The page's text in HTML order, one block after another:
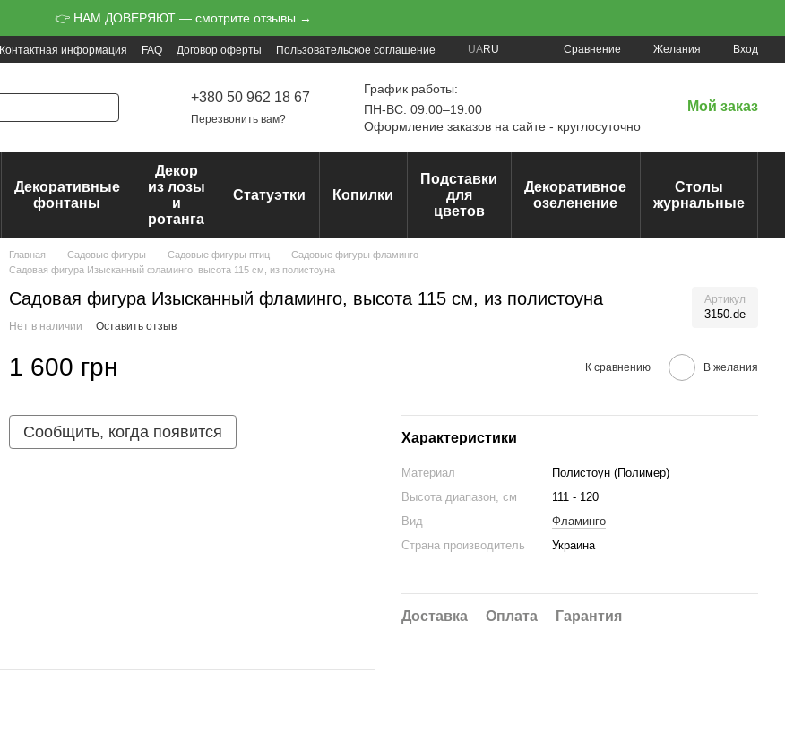
👉 НАМ ДОВЕРЯЮТ — смотрите отзывы →
Контактная информация FAQ Договор оферты Пользовательское соглашение UARU Сравнение Желания Вход
+380 50 962 18 67
Перезвонить вам?
График работы:
ПН-ВС: 09:00–19:00
Оформление заказов на сайте - круглосуточно
Мой заказ
Декоративные
фонтаны
Декор
из лозы
и
ротанга
Статуэтки Копилки
Подставки
для
цветов
Декоративное
озеленение
Столы
журнальные
Главная Садовые фигуры Садовые фигуры птиц
Садовые фигуры фламинго
Садовая фигура Изысканный фламинго, высота 115 см, из полистоуна
Садовая фигура Изысканный фламинго, высота 115 см, из полистоуна Артикул
3150.de
Нет в наличии Оставить отзыв
1 600 грн К сравнению В желания
Сообщить, когда появится Характеристики
Материал
Полистоун (Полимер)
Высота диапазон, см
111 - 120
Вид
Фламинго
Страна производитель
Украина
Доставка Оплата Гарантия